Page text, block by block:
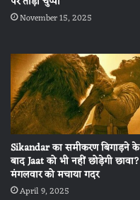
November 15, 2025
Sikandar का समीकरण बिगाड़ने के
बाद Jaat को भी नहीं छोड़ेगी छावा?
मंगलवार को मचाया गदर
April 9, 2025